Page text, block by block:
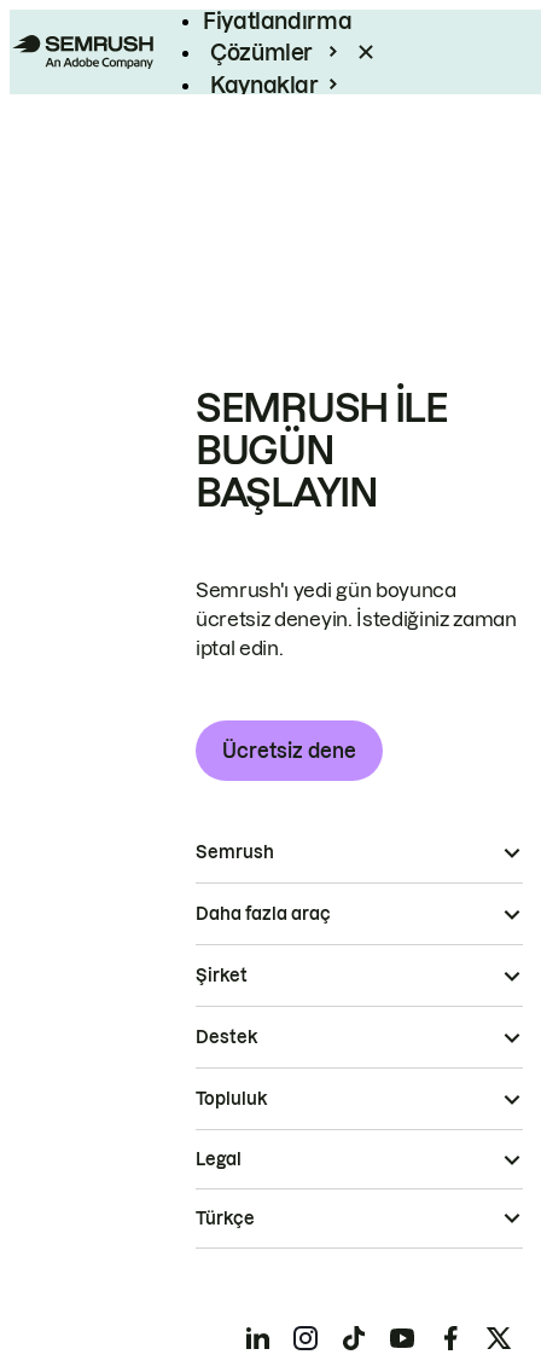
Fiyatlandırma
Çözümler
Kaynaklar
SEMRUSH ILE
BUGÜN
BAŞLAYIN
Semrush'ı yedi gün boyunca
ücretsiz deneyin. İstediğiniz zaman
iptal edin.
Ücretsiz dene
Semrush
Daha fazla araç
Şirket
Destek
Topluluk
Legal
Türkçe